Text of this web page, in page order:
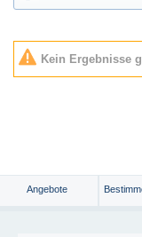
Kein Ergebnisse
Angebote